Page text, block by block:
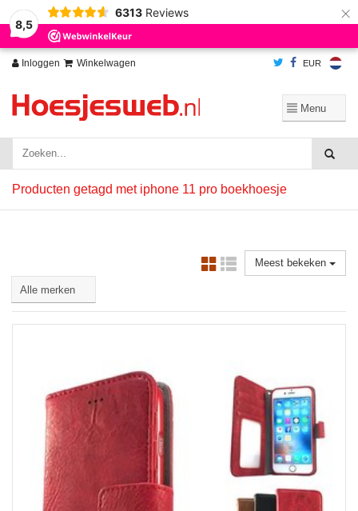
8,5
6313 Reviews ×
Inloggen Winkelwagen EUR
Producten getagd met iphone 11 pro boekhoesje
Meest bekeken
Wij slaan cookies op om onze website te verbeteren. Is dat akkoord?
Ja
Nee